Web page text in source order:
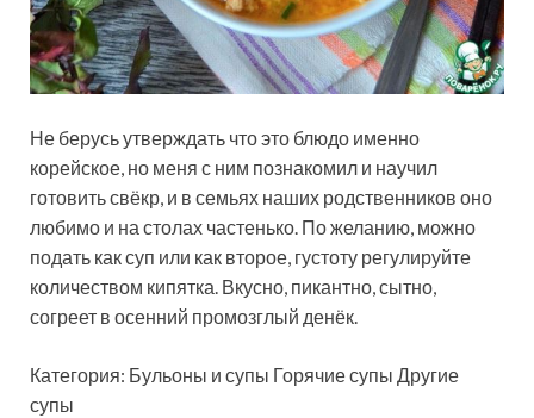
Не берусь утверждать что это блюдо именно
корейское, но меня с ним познакомил и научил
готовить свёкр, и в семьях наших родственников оно
любимо и на столах частенько. По желанию, можно
подать как суп или как второе, густоту регулируйте
количеством кипятка. Вкусно, пикантно, сытно,
согреет в осенний промозглый денёк.
Категория: Бульоны и супы Горячие супы Другие
супы